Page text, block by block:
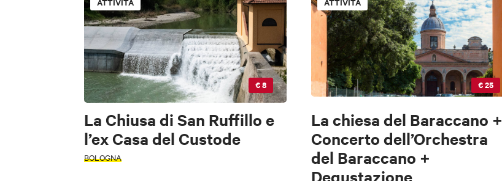
ATTIVITÀ
€ 8
La Chiusa di San Ruffillo e
l’ex Casa del Custode
BOLOGNA
ATTIVITÀ
€ 25
La chiesa del Baraccano +
Concerto dell’Orchestra
del Baraccano +
Degustazione
+
−
PERIODO
Seleziona un periodo
TIPOLOGIA
PERIODO
Seleziona un periodo